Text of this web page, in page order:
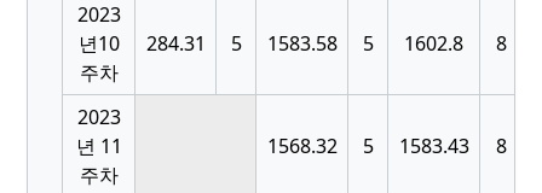
2023
년10
주차
284.31 5 1583.58 5 1602.8 8
2023
년 11
주차
1568.32 5 1583.43 8